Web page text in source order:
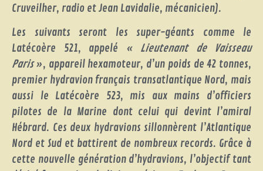
Cruveilher, radio et Jean Lavidalie, mécanicien).
Les suivants seront les super-géants comme le
Latécoère 521, appelé « Lieutenant de Vaisseau
Paris», appareil hexamoteur, d’un poids de 42 tonnes,
premier hydravion français transatlantique Nord, mais
aussi le Latécoère 523, mis aux mains d’officiers
pilotes de la Marine dont celui qui devint l’amiral
Hébrard. Ces deux hydravions sillonnèrent l’Atlantique
Nord et Sud et battirent de nombreux records. Grâce à
cette nouvelle génération d’hydravions, l’objectif tant